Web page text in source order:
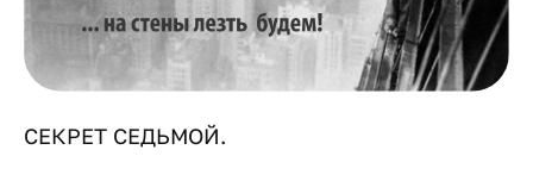
СЕКРЕТ СЕДЬМОЙ.